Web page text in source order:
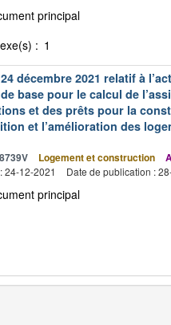
principal
: 1
décembre 2021 relatif à
base pour le calcul de
et des prêts pour la
et l’amélioration des
Logement et construction
24-12-2021
Date de publication :
principal